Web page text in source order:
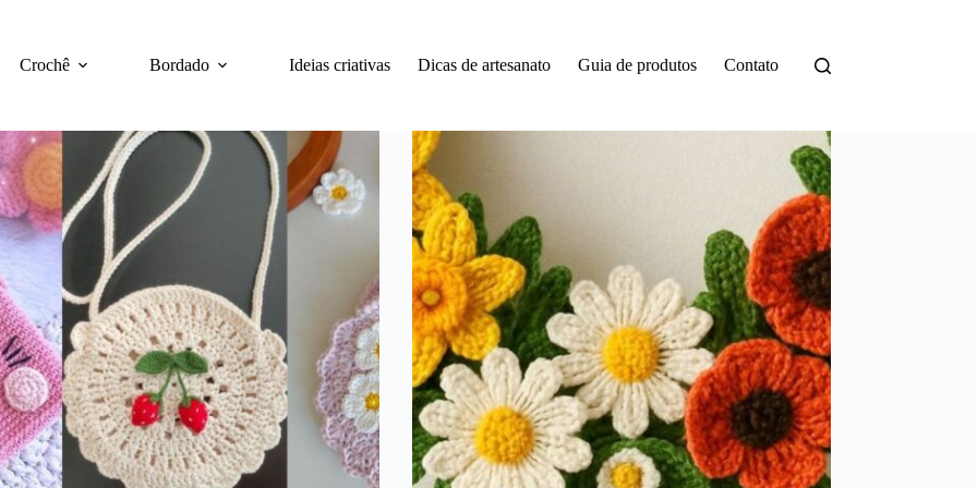
Crochê Bordado Ideias criativas Dicas de artesanato Guia de produtos Contato